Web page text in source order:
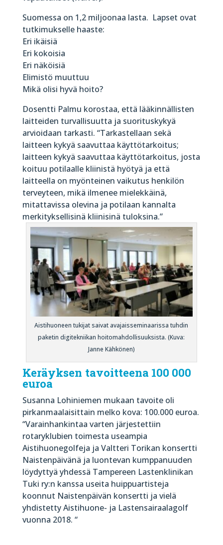
Suomessa on 1,2 miljoonaa lasta. Lapset ovat
tutkimukselle haaste:
Eri ikäisiä
Eri kokoisia
Eri näköisiä
Elimistö muuttuu
Mikä olisi hyvä hoito?
Dosentti Palmu korostaa, että lääkinnällisten
laitteiden turvallisuutta ja suorituskykyä
arvioidaan tarkasti. “Tarkastellaan sekä
laitteen kykyä saavuttaa käyttötarkoitus;
laitteen kykyä saavuttaa käyttötarkoitus, josta
koituu potilaalle kliinistä hyötyä ja että
laitteella on myönteinen vaikutus henkilön
terveyteen, mikä ilmenee mielekkäinä,
mitattavissa olevina ja potilaan kannalta
merkityksellisinä kliinisinä tuloksina.”
Aistihuoneen tukijat saivat avajaisseminaarissa tuhdin
paketin digitekniikan hoitomahdollisuuksista. (Kuva:
Janne Kähkönen)
Keräyksen tavoitteena 100 000
euroa
Susanna Lohiniemen mukaan tavoite oli
pirkanmaalaisittain melko kova: 100.000 euroa.
“Varainhankintaa varten järjestettiin
rotaryklubien toimesta useampia
Aistihuonegolfeja ja Valtteri Torikan konsertti
Naistenpäivänä ja luontevan kumppanuuden
löydyttyä yhdessä Tampereen Lastenklinikan
Tuki ry:n kanssa useita huippuartisteja
koonnut Naistenpäivän konsertti ja vielä
yhdistetty Aistihuone- ja Lastensairaalagolf
vuonna 2018. “